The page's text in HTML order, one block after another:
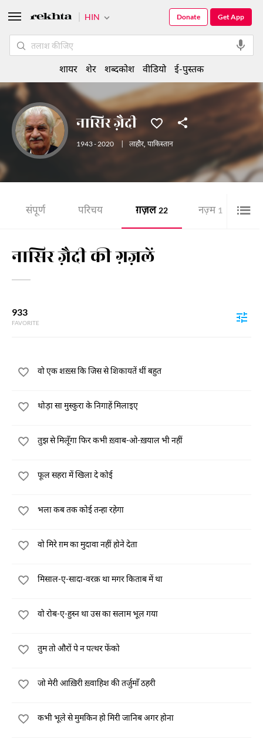
नासिर ज़ैदी
1943 - 2020 लाहौर, पाकिस्तान
संपूर्ण परिचय ग़ज़ल 22 नज़्म 1
नासिर ज़ैदी की ग़ज़लें
933
FAVORITE
वो एक शख़्स कि जिस से शिकायतें थीं बहुत
थोड़ा सा मुस्कुरा के निगाहें मिलाइए
तुझ से मिलूँगा फिर कभी ख़्वाब-ओ-ख़याल भी नहीं
फूल सहरा में खिला दे कोई
भला कब तक कोई तन्हा रहेगा
वो मिरे ग़म का मुदावा नहीं होने देता
मिसाल-ए-सादा-वरक़ था मगर किताब में था
वो रोब-ए-हुस्न था उस का सलाम भूल गया
तुम तो औरों पे न पत्थर फेंको
जो मेरी आख़िरी ख़्वाहिश की तर्जुमाँ ठहरी
कभी भूले से मुमकिन हो मिरी जानिब अगर होना
HIN Get App
Donate
शायर शेर शब्दकोश वीडियो ई-पुस्तक